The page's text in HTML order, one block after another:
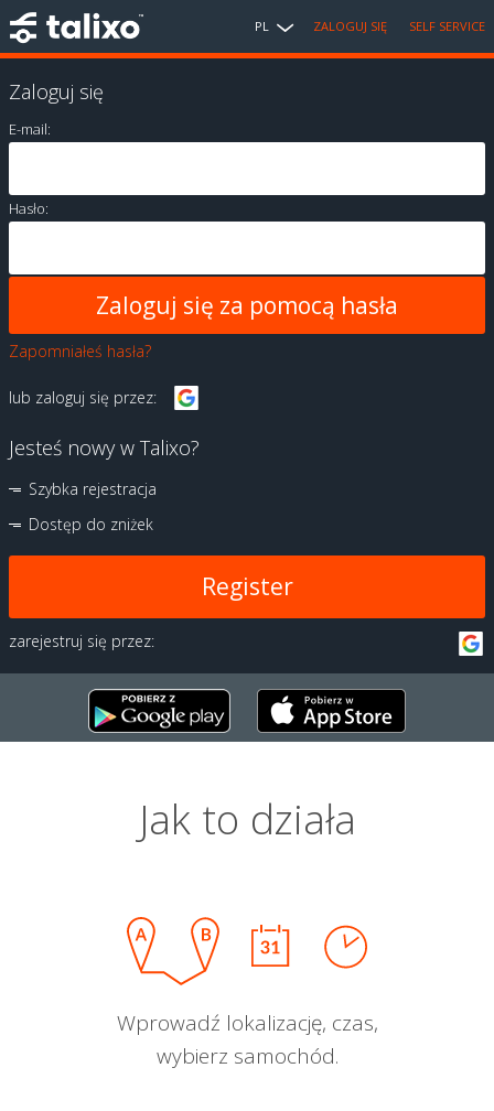
PL ZALOGUJ SIĘ SELF SERVICE
Zaloguj się
E-mail:
Hasło:
Zapomniałeś hasła?
lub zaloguj się przez:
Jesteś nowy w Talixo?
Szybka rejestracja
Dostęp do zniżek
Register
zarejestruj się przez:
Jak to działa
Wprowadź lokalizację, czas,
wybierz samochód.